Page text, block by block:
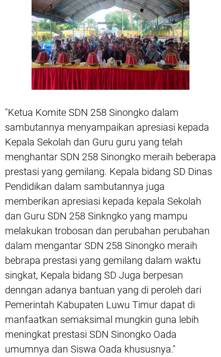
"Ketua Komite SDN 258 Sinongko dalam
sambutannya menyampaikan apresiasi kepada
Kepala Sekolah dan Guru guru yang telah
menghantar SDN 258 Sinongko meraih beberapa
prestasi yang gemilang. Kepala bidang SD Dinas
Pendidikan dalam sambutannya juga
memberikan apresiasi kepada kepala Sekolah
dan Guru SDN 258 Sinkngko yang mampu
melakukan trobosan dan perubahan perubahan
dalam mengantar SDN 258 Sinongko meraih
bebrapa prestasi yang gemilang dalam waktu
singkat, Kepala bidang SD Juga berpesan
denngan adanya bantuan yang di peroleh dari
Pemerintah Kabupaten Luwu Timur dapat di
manfaatkan semaksimal mungkin guna lebih
meningkat prestasi SDN Sinongko Oada
umumnya dan Siswa Oada khususnya."